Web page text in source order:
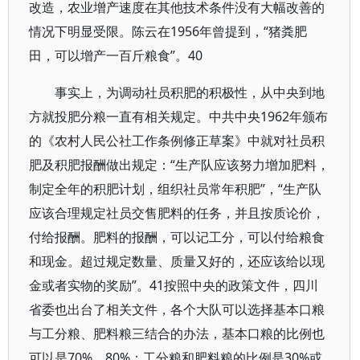
改造，农业增产速度在其他技术条件没有大幅改善的
情况下明显受限。陈云在1956年曾提到，“猪粪肥
田，可以增产一百斤粮食”。40
事实上，为调动社员积肥的积极性，从中央到地
方就投肥分粮一直有相关规定。中共中央1962年颁布
的《农村人民公社工作条例修正草案》中就对社员积
肥及积肥报酬做出规定：“生产队应该努力增加肥料，
制定全年的积肥计划，组织社员常年积肥”，“生产队
应该合理规定社员交售肥料的任务，并且按质论价，
付给报酬。肥料的报酬，可以记工分，可以付给粮食
和现金。超过规定数量、质量又好的，还应该给以现
金或者实物的奖励”。41按照中央的政策文件，四川
省委也出台了相关文件，各个大队可以选择基本口粮
与工分粮、肥料粮三结合的办法，基本口粮的比例也